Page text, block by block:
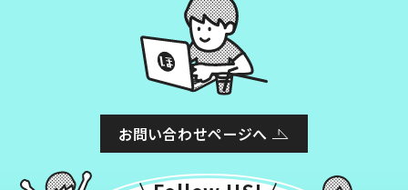
お問い合わせページへ